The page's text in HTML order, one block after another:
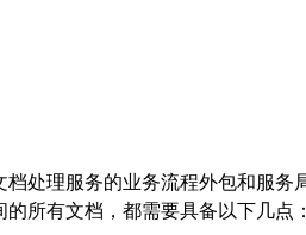
处理服务的业务流程外包和服
所有文档，都需要具备以下几点：